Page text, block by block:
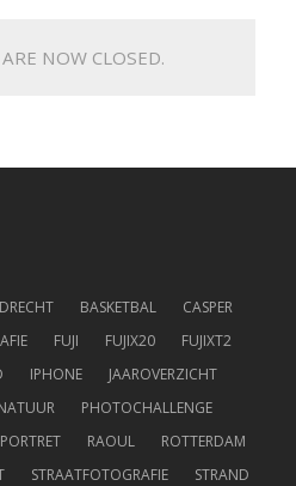
NOW CLOSED.
BASKETBAL
CASPER
FUJI FUJIX20
FUJIXT2
IPHONE
JAAROVERZICHT
PHOTOCHALLENGE
PORTRET RAOUL
ROTTERDAM
STRAATFOTOGRAFIE
STRAND